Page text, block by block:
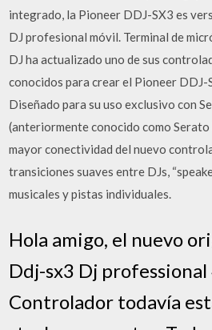
integrado, la Pioneer DDJ-SX3 es
DJ profesional móvil. Terminal de
DJ ha actualizado uno de sus
conocidos para crear el Pioneer DDJ-
Diseñado para su uso exclusivo con
(anteriormente conocido como Serato
mayor conectividad del nuevo
transiciones suaves entre DJs,
musicales y pistas individuales.
Hola amigo, el nuevo
Ddj-sx3 Dj professional
Controlador todavía